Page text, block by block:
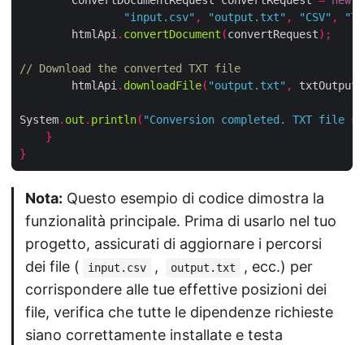
"input.csv" , "output.txt" , "CSV" ,
        htmlApi
. convertDocument (convertRequest);
// Download the converted TXT file
        htmlApi
. downloadFile( "output.txt" , txtOutput
System. out . println( "Conversion completed. TXT file
}
}
Nota: Questo esempio di codice dimostra la
funzionalità principale. Prima di usarlo nel tuo
progetto, assicurati di aggiornare i percorsi
dei file (
input.csv , output.txt
, ecc.) per
corrispondere alle tue effettive posizioni dei
file, verifica che tutte le dipendenze richieste
siano correttamente installate e testa